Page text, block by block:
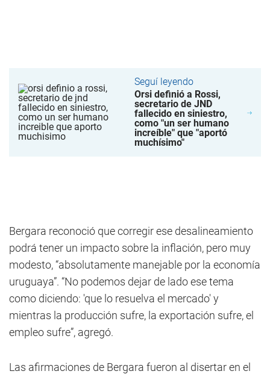
Seguí leyendo
Orsi definió a Rossi,
secretario de JND
fallecido en siniestro,
como "un ser humano
increíble" que "aportó
muchísimo"
Bergara reconoció que corregir ese desalineamiento
podrá tener un impacto sobre la inflación, pero muy
modesto, “absolutamente manejable por la economía
uruguaya”. “No podemos dejar de lado ese tema
como diciendo: 'que lo resuelva el mercado' y
mientras la producción sufre, la exportación sufre, el
empleo sufre”, agregó.
Las afirmaciones de Bergara fueron al disertar en el